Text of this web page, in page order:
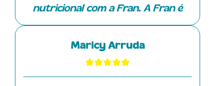
nutricional com a Fran. A Fran é
uma profissional muito qualificada
balanceada, nutracêuticos,
homeopáticos, produtos naturais e
Maricy Arruda